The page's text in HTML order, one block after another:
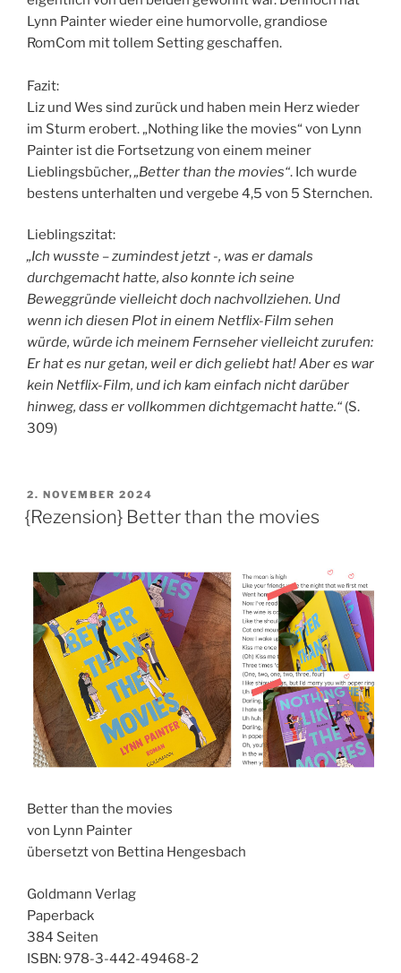
Lynn Painter wieder eine humorvolle, grandiose
RomCom mit tollem Setting geschaffen.
Fazit:
Liz und Wes sind zurück und haben mein Herz wieder
im Sturm erobert. „Nothing like the movies“ von Lynn
Painter ist die Fortsetzung von einem meiner
Lieblingsbücher,„Better than the movies“. Ich wurde
bestens unterhalten und vergebe 4,5 von 5 Sternchen.
Lieblingszitat:
„Ich wusste – zumindest jetzt -, was er damals
durchgemacht hatte, also konnte ich seine
Beweggründe vielleicht doch nachvollziehen. Und
wenn ich diesen Plot in einem Netflix-Film sehen
würde, würde ich meinem Fernseher vielleicht zurufen:
Er hat es nur getan, weil er dich geliebt hat! Aber es war
kein Netflix-Film, und ich kam einfach nicht darüber
hinweg, dass er vollkommen dichtgemacht hatte.“ (S.
309)
VERÖFFENTLICHT
AM
2. NOVEMBER 2024
{Rezension} Better than the movies
Better than the movies
von Lynn Painter
übersetzt von Bettina Hengesbach
Goldmann Verlag
Paperback
384 Seiten
ISBN: 978-3-442-49468-2